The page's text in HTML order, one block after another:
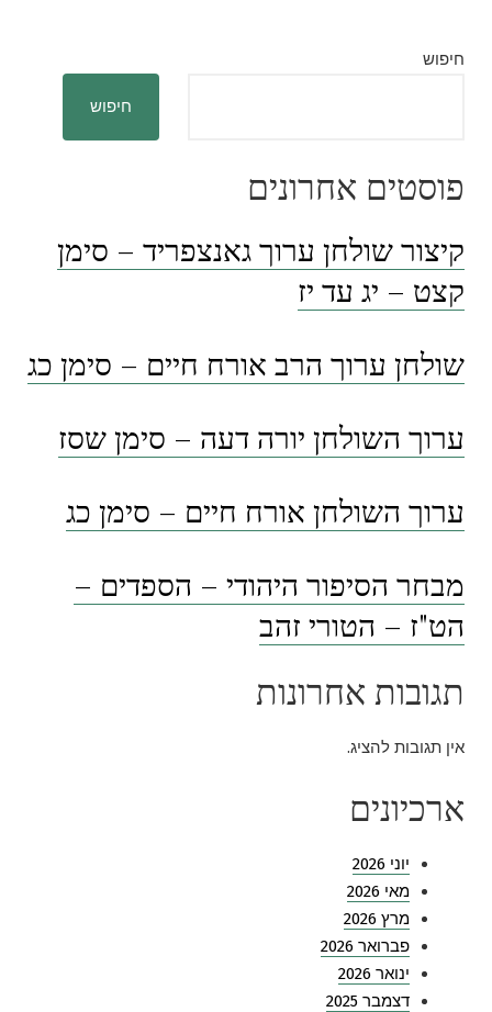
חיפוש
חיפוש
פוסטים אחרונים
קיצור שולחן ערוך גאנצפריד – סימן
קצט – יג עד יז
שולחן ערוך הרב אורח חיים – סימן כג
ערוך השולחן יורה דעה – סימן שסז
ערוך השולחן אורח חיים – סימן כג
מבחר הסיפור היהודי – הספדים –
הט"ז – הטורי זהב
תגובות אחרונות
אין תגובות להציג.
ארכיונים
יוני 2026
מאי 2026
מרץ 2026
פברואר 2026
ינואר 2026
דצמבר 2025